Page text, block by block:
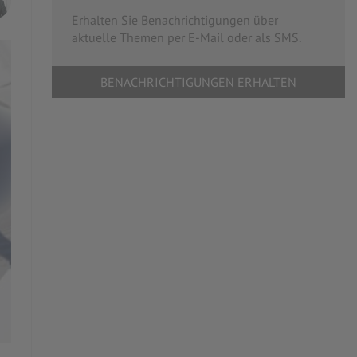
Erhalten Sie Benachrichtigungen über
aktuelle Themen per E-Mail oder als SMS.
BENACHRICHTIGUNGEN ERHALTEN